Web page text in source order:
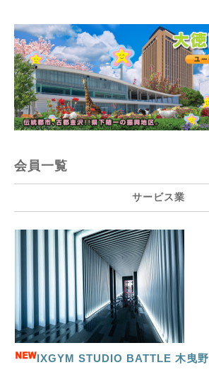
会員一覧
サービス業
IXGYM STUDIO BATTLE 木曳野